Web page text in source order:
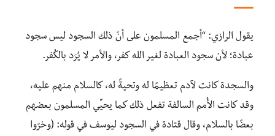
يقول الرازي: “أجمع المسلمون على أنّ ذلك السجود ليس سجود
عبادة؛ لأن سجود العبادة لغير الله كفر، والأمر لا يُرَد بالكُفر.
والسجدة كانت لآدم تعظيمًا له وتحيةً له، كالسلام منهم عليه،
وقد كانت الأُمم السالفة تفعل ذلك كما يحيِّي المسلمون بعضهم
بعضًا بالسلام، وقال قتادة في السجود ليوسف في قوله: (وخرّوا